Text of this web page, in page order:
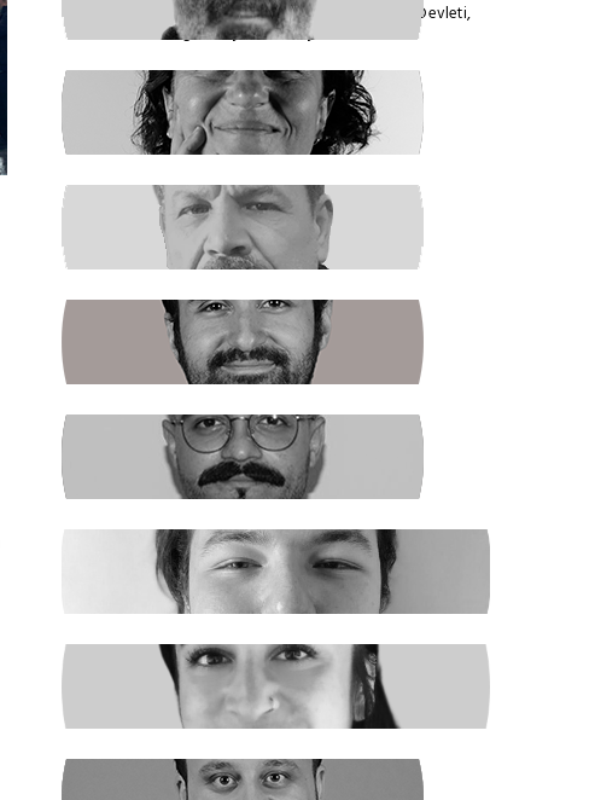
Faşizmin Yeniden Biçimlenmesi. Kriz Devleti,
Hegemonya ve Türkiye
GÜLSÜM KAV
Şiddetin İlacı, Barışa Kavuşmaktır
RAŞİT ŞAHİN
Boş Koltukta Kim Oturuyordu?
BATUHAN GÜNDOĞDU
Halkın Kendi Kendini Yönetmesi
FIRAT ÖZTAŞ
AKP Kaybetti
EGE ŞAHİN
Madenciler İşaret Verdi
NURSELİ GÖZÜAÇIK
Şiddetin Faili, Çocukların Katili Kim?
NEHİR SEVİM